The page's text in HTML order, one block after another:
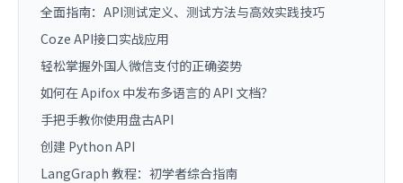
全面指南：API测试定义、测试方法与高效实践技巧
Coze API接口实战应用
轻松掌握外国人微信支付的正确姿势
如何在 Apifox 中发布多语言的 API 文档？
手把手教你使用盘古API
创建 Python API
LangGraph 教程：初学者综合指南